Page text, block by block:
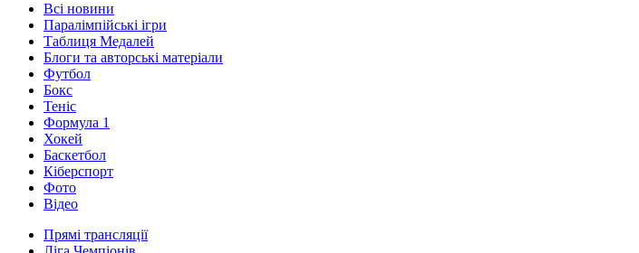
Всі новини
Паралімпійські ігри
Таблиця Медалей
Блоги та авторські матеріали
Футбол
Бокс
Теніс
Формула 1
Хокей
Баскетбол
Кіберспорт
Фото
Відео
Прямі трансляції